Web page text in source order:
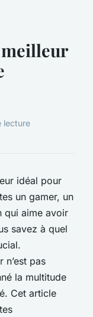
lecture
idéal pour
un gamer, un
qui aime avoir
savez à quel
n’est pas
la multitude
Cet article